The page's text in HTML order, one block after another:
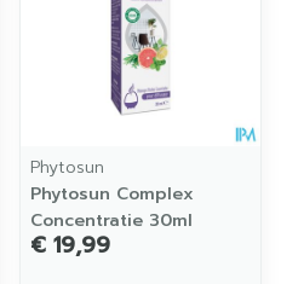
Phytosun
Phytosun Complex
Concentratie 30ml
€ 19,99